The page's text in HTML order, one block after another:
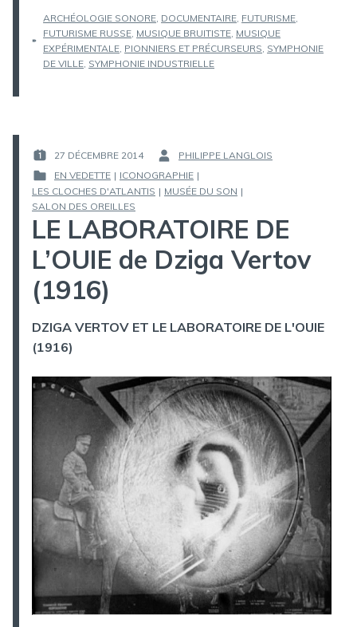
ÉTIQUETTES :
ARCHÉOLOGIE SONORE DOCUMENTAIRE FUTURISME
FUTURISME RUSSE MUSIQUE BRUITISTE MUSIQUE
EXPÉRIMENTALE PIONNIERS ET PRÉCURSEURS SYMPHONIE
DE VILLE SYMPHONIE INDUSTRIELLE
PUBLIÉ
LE :
27 DÉCEMBRE 2014
PAR :
PHILIPPE LANGLOIS
PUBLIÉ
DANS
EN VEDETTE | ICONOGRAPHIE |
LES CLOCHES D'ATLANTIS | MUSÉE DU SON |
SALON DES OREILLES
LE LABORATOIRE DE
L’OUIE de Dziga Vertov
(1916)
DZIGA VERTOV ET LE LABORATOIRE DE L'OUIE
(1916)